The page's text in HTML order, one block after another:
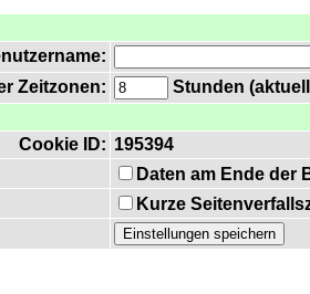
Zeitzonen:
Stunden
Cookie ID: 195394
Daten am Ende der
Kurze